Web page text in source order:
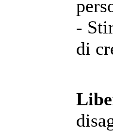
-
di